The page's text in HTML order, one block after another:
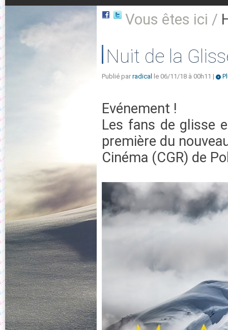
Vous êtes ici /
Nuit de la
Publié par radical le 06/11/18 à 00h11 |
Evénement !
Les fans de glisse
première du
Cinéma (CGR) de